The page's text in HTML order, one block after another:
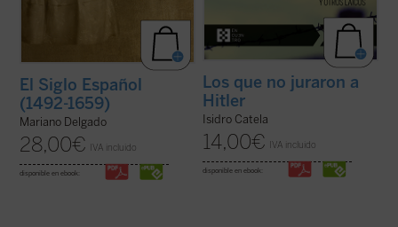
El Siglo Español
(1492-1659)
Mariano Delgado
28,00€ IVA incluido
disponible en ebook:
Los que no juraron a
Hitler
Isidro Catela
14,00€ IVA incluido
disponible en ebook: